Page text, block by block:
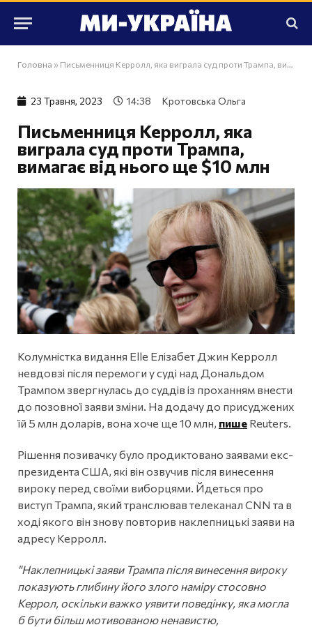
Головна » Письменниця Керролл, яка виграла суд проти Трампа, вимагає від нього ще $10 млн
23 Травня, 2023 14:38 Кротовська Ольга
Письменниця Керролл, яка
виграла суд проти Трампа,
вимагає від нього ще $10 млн
Колумністка видання Elle Елізабет Джин Керролл
невдовзі після перемоги у суді над Дональдом
Трампом звергнулась до суддів із проханням внести
до позовної заяви зміни. На додачу до присуджених
їй 5 млн доларів, вона хоче ще 10 млн, пише Reuters.
Рішення позивачку було продиктовано заявами екс-
президента США, які він озвучив після винесення
вироку перед своїми виборцями. Йдеться про
виступ Трампа, який транслював телеканал CNN та в
ході якого він знову повторив наклепницькі заяви на
адресу Керролл.
"Наклепницькі заяви Трампа після винесення вироку
показують глибину його злого наміру стосовно
Керрол, оскільки важко уявити поведінку, яка могла
б бути більш мотивованою ненавистю,